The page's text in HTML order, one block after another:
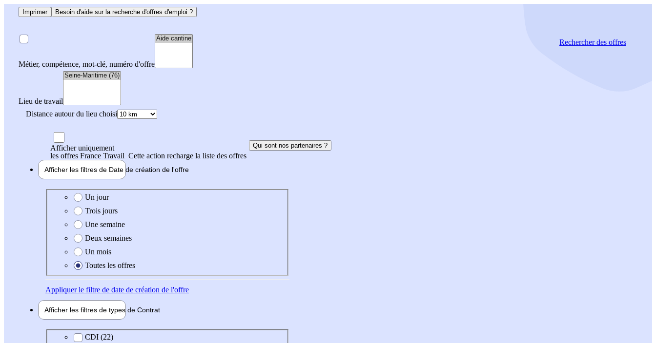
Imprimer Besoin d'aide sur la recherche d'offres d'emploi ?
Métier, compétence, mot-clé, numéro d'offre
Lieu de travail
Distance autour du lieu choisi
Rechercherdes offres
Afficher uniquement
les offres France Travail Cette action recharge la liste des offres
Qui sont nos partenaires ?
Afficher les filtres de Date de création de l'offre
Date de création de l'offre
Un jour
Trois jours
Une semaine
Deux semaines
Un mois
Toutes les offres
Appliquerle filtre de date de création de l'offre
Afficher les filtres de types de Contrat
Type de contratCDI (22)